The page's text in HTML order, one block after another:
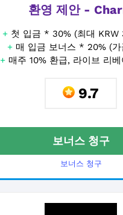
환영 제안 -
+ 첫 입금 * 30% (최대 KRW
+ 매 입금 보너스 * 20% (가
+ 매주 10% 환급, 라이브 리
9.7
보너스 청구
보너스 청구